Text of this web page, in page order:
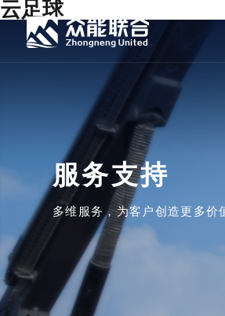
云足球
服务支持
多维服务，为客户创造更多价